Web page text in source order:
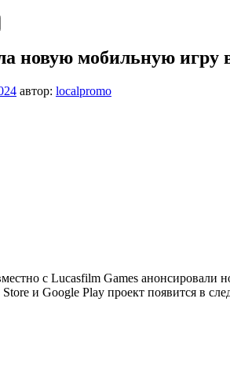
новую мобильную игру
автор: localpromo
с Lucasfilm Games
и Google Play проект появится в